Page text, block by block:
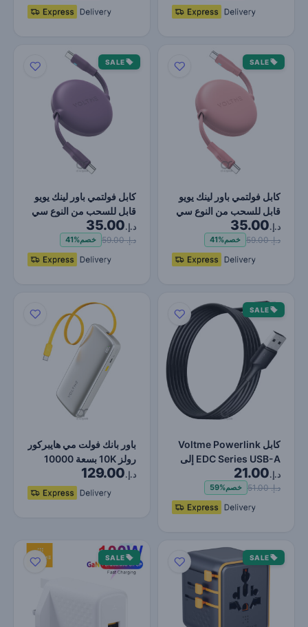
SALE
كابل فولتمي باور لينك يويو
قابل للسحب من النوع سي
إلى النوع سي -…
د.إ.35.00
د.إ. 59.00 خصم41%
SALE
كابل فولتمي باور لينك يويو
قابل للسحب من النوع سي
إلى النوع سي -…
د.إ.35.00
د.إ. 59.00 خصم41%
SALE
كابل Voltme Powerlink
EDC Series USB-A إلى
Type-C شحن فائق
السرع…
د.إ.21.00
د.إ. 51.00 خصم59%
باور بانك فولت مي هايبركور
رولز 10K بسعة 10000
مللي أمبير – شحن…
د.إ.129.00
SALE
SALE